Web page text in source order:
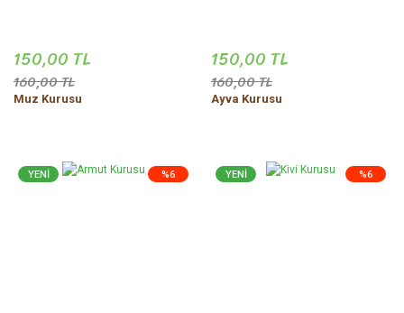
150,00 TL
160,00 TL
Muz Kurusu
150,00 TL
160,00 TL
Ayva Kurusu
%6
YENİ %6
YENİ